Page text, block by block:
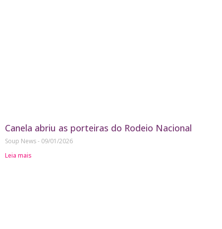
Canela abriu as porteiras do Rodeio Nacional
Soup News
09/01/2026
Leia mais